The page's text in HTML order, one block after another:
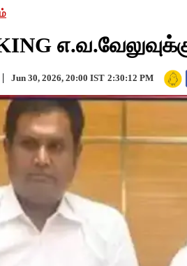
Jun 30, 2026, 20:00 IST 2:30:12 PM